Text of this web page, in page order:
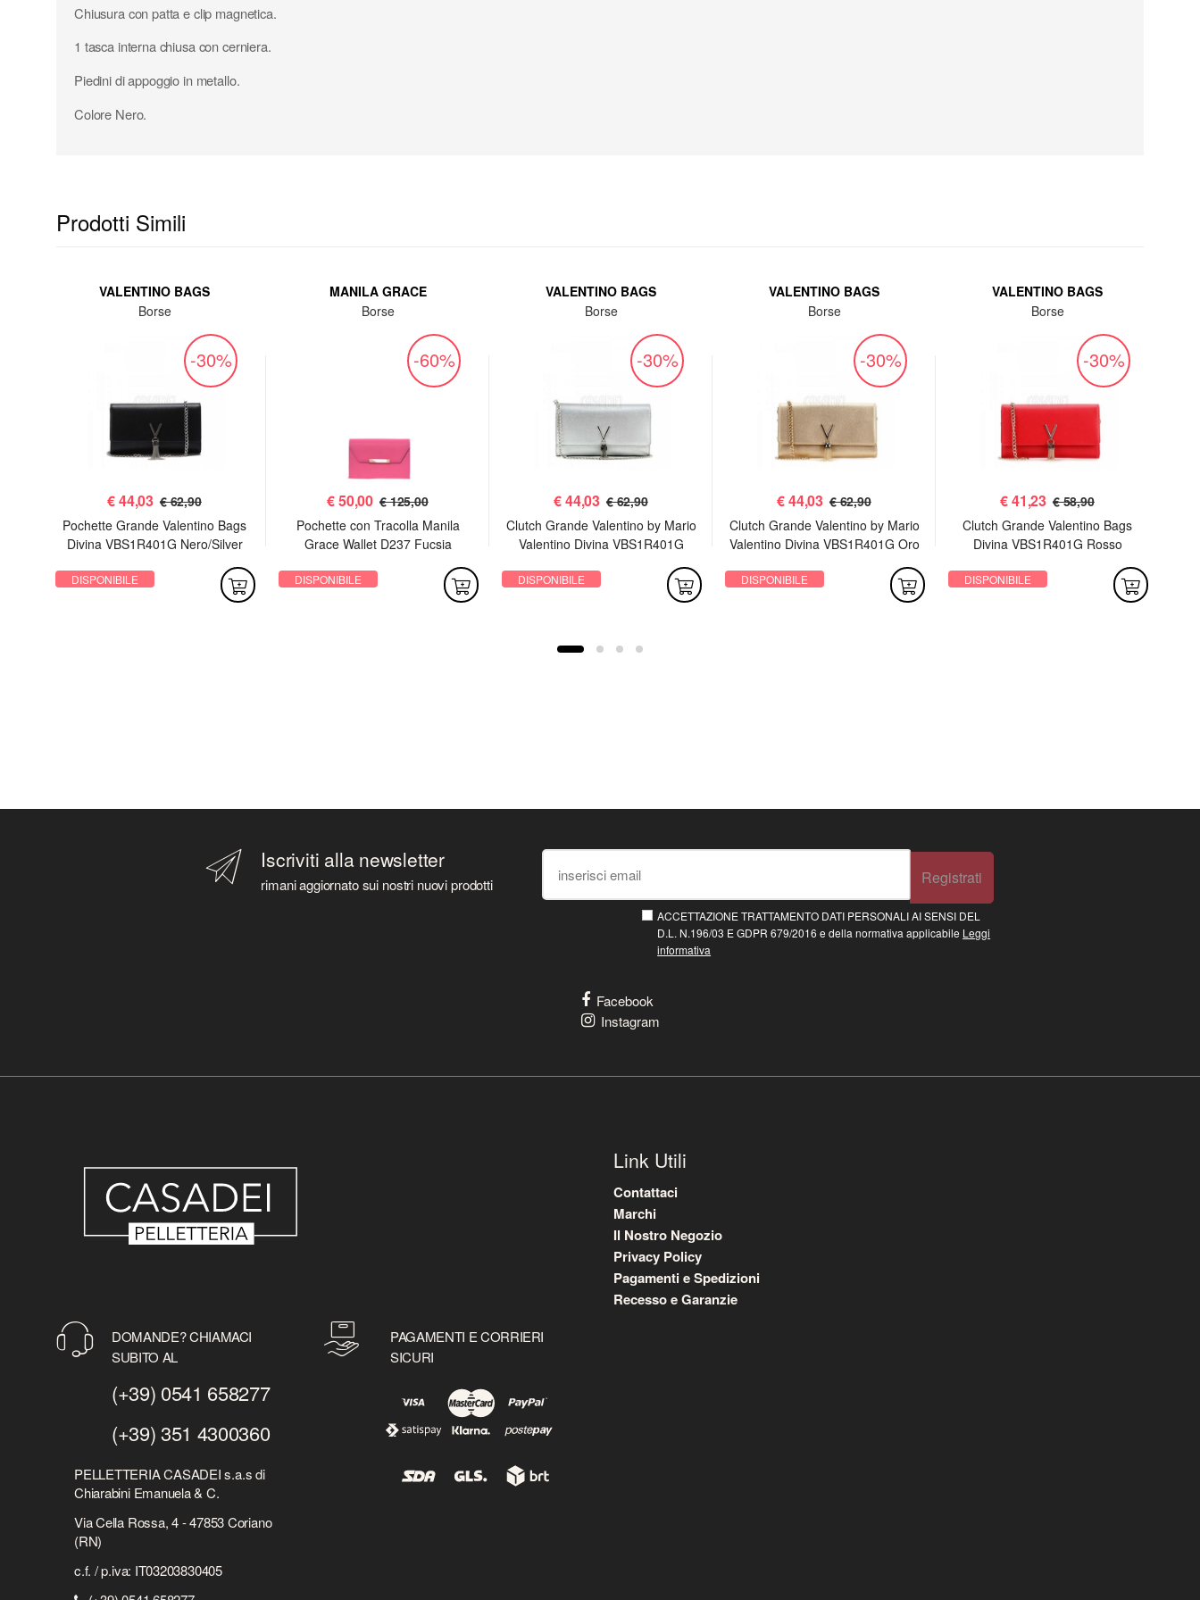
Chiusura con patta e clip magnetica.
1 tasca interna chiusa con cerniera.
Piedini di appoggio in metallo.
Colore Nero.
Prodotti Simili
VALENTINO BAGS
Borse
-30%
€44,03 € 62,90
Pochette Grande Valentino Bags
Divina VBS1R401G Nero/Silver
DISPONIBILE
MANILA GRACE
Borse
-60%
€50,00 € 125,00
Pochette con Tracolla Manila
Grace Wallet D237 Fucsia
DISPONIBILE
VALENTINO BAGS
Borse
-30%
€44,03 € 62,90
Clutch Grande Valentino by Mario
Valentino Divina VBS1R401G
DISPONIBILE
VALENTINO BAGS
Borse
-30%
€44,03 € 62,90
Clutch Grande Valentino by Mario
Valentino Divina VBS1R401G Oro
DISPONIBILE
VALENTINO BAGS
Borse
-30%
€41,23 € 58,90
Clutch Grande Valentino Bags
Divina VBS1R401G Rosso
DISPONIBILE
Iscriviti alla newsletter
rimani aggiornato sui nostri nuovi prodotti Registrati
ACCETTAZIONE TRATTAMENTO DATI PERSONALI AI SENSI DEL
D.L. N.196/03 E GDPR 679/2016 e della normativa applicabile Leggi
informativa
Facebook
Instagram
DOMANDE? CHIAMACI
SUBITO AL
(+39) 0541 658277
(+39) 351 4300360
PELLETTERIA CASADEI s.a.s di
Chiarabini Emanuela & C.
Via Cella Rossa, 4 - 47853 Coriano
(RN)
c.f. / p.iva: IT03203830405
PAGAMENTI E CORRIERI
SICURI
Link Utili
Contattaci
Marchi
Il Nostro Negozio
Privacy Policy
Pagamenti e Spedizioni
Recesso e Garanzie